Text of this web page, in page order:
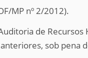
MP nº 2/2012).
de
sob pena